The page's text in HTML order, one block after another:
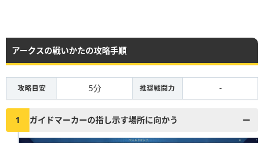
アークスの戦いかたの攻略手順
攻略目安 5分 推奨戦闘力 -
1 ガイドマーカーの指し示す場所に向かう